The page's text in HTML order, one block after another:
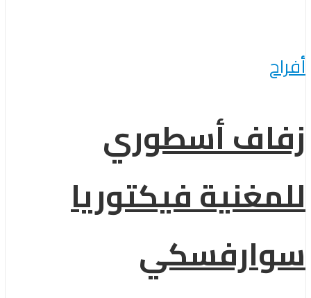
أفراح
زفاف أسطوري
للمغنية فيكتوريا
سوارفسكي